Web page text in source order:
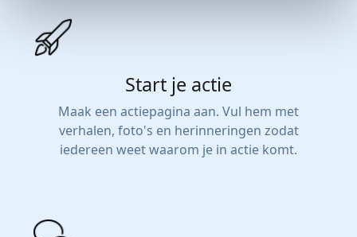
Start je actie
Maak een actiepagina aan. Vul hem met
verhalen, foto's en herinneringen zodat
iedereen weet waarom je in actie komt.